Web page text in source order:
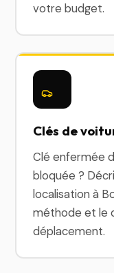
votre budget.
Clés de
Clé enfermée
bloquée ?
localisation à
méthode et le
déplacement.